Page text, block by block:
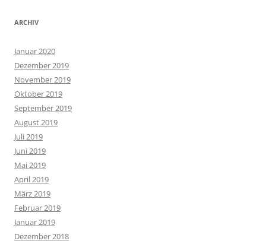
ARCHIV
Januar 2020
Dezember 2019
November 2019
Oktober 2019
September 2019
August 2019
Juli 2019
Juni 2019
Mai 2019
April 2019
März 2019
Februar 2019
Januar 2019
Dezember 2018